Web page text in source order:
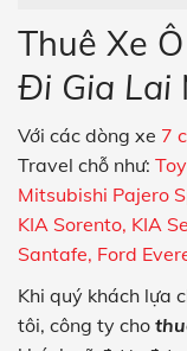
Thuê Xe
Đi Gia Lai
Với các dòng xe 7
Travel chỗ như:
Mitsubishi Pajero
KIA Sorento, KIA
Santafe, Ford
Khi quý khách lựa
tôi, công ty cho